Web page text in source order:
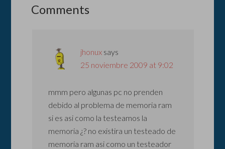
Comments
jhonux says
25 noviembre 2009 at 9:02
mmm pero algunas pc no prenden
debido al problema de memoria ram
si es asi como la testeamos la
memoria ¿? no existira un testeado de
memoria ram asi como un testeador